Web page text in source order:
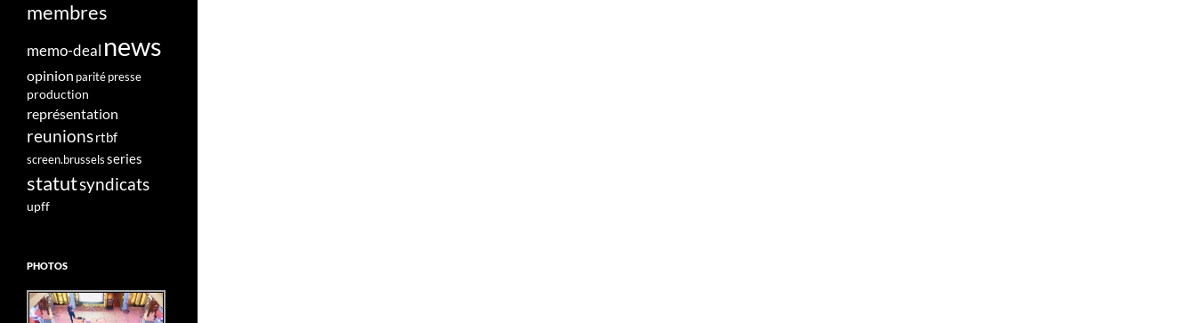
membres
memo-deal news
opinion parité presse
production
représentation
reunionsrtbf
screen.brussels series
statutsyndicats
upff
PHOTOS